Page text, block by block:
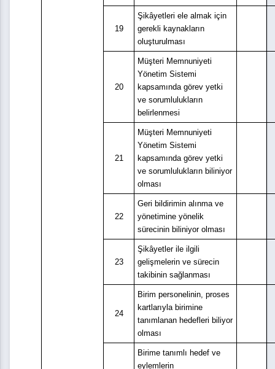
19
Şikâyetleri ele almak için
gerekli kaynakların
oluşturulması
20
Müşteri Memnuniyeti
Yönetim Sistemi
kapsamında görev yetki
ve sorumlulukların
belirlenmesi
21
Müşteri Memnuniyeti
Yönetim Sistemi
kapsamında görev yetki
ve sorumlulukların biliniyor
olması
22
Geri bildirimin alınma ve
yönetimine yönelik
sürecinin biliniyor olması
23
Şikâyetler ile ilgili
gelişmelerin ve sürecin
takibinin sağlanması
24
Birim personelinin, proses
kartlarıyla birimine
tanımlanan hedefleri biliyor
olması
Birime tanımlı hedef ve
eylemlerin